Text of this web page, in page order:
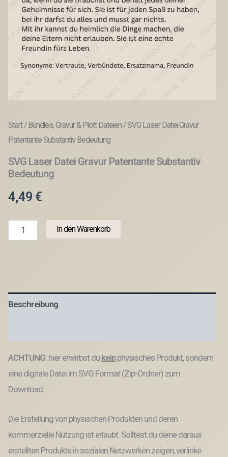
Start/Bundles, Gravur & Plott Dateien/ SVG Laser Datei Gravur
Patentante Substantiv Bedeutung
SVG Laser Datei Gravur Patentante Substantiv
Bedeutung
4,49 €
Menge
In den Warenkorb
Beschreibung
ACHTUNG: hier erwirbst du kein physisches Produkt, sondern
eine digitale Datei im SVG Format (Zip-Ordner) zum
Download.
Die Erstellung von physischen Produkten und deren
kommerzielle Nutzung ist erlaubt. Solltest du deine daraus
erstellten Produkte in sozialen Netzwerken zeigen, verlinke